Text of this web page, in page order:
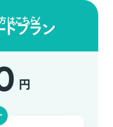
はこちら
プラン
円